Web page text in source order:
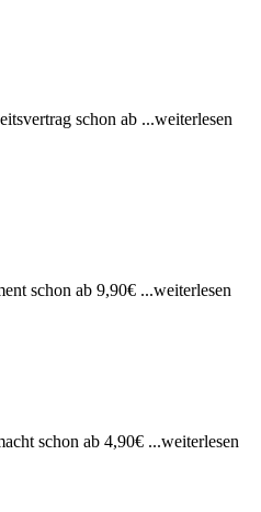
schon ab ...weiterlesen
schon ab 9,90€ ...weiterlesen
schon ab 4,90€ ...weiterlesen